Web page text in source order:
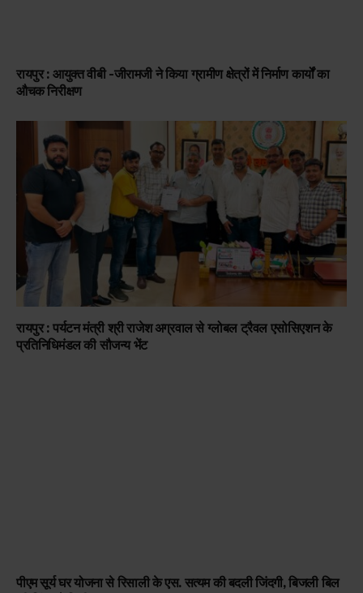
रायपुर : आयुक्त वीबी -जीरामजी ने किया ग्रामीण क्षेत्रों में निर्माण कार्यों का
औचक निरीक्षण
रायपुर : पर्यटन मंत्री श्री राजेश अग्रवाल से ग्लोबल ट्रैवल एसोसिएशन के
प्रतिनिधिमंडल की सौजन्य भेंट
पीएम सूर्य घर योजना से रिसाली के एस. सत्यम की बदली जिंदगी, बिजली बिल